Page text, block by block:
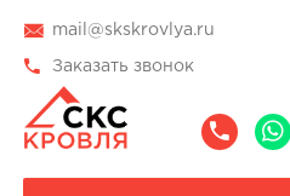
mail@skskrovlya.ru
Заказать звонок